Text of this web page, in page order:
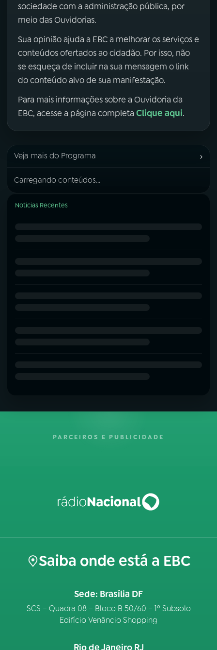
sociedade com a administração pública, por
meio das Ouvidorias.
Sua opinião ajuda a EBC a melhorar os serviços e
conteúdos ofertados ao cidadão. Por isso, não
se esqueça de incluir na sua mensagem o link
do conteúdo alvo de sua manifestação.
Para mais informações sobre a Ouvidoria da
EBC, acesse a página completa Clique aqui.
Veja mais do Programa ›
Carregando conteúdos...
Notícias Recentes
PARCEIROS E PUBLICIDADE
Saiba onde está a EBC
Sede: Brasília DF
SCS – Quadra 08 – Bloco B 50/60 – 1º Subsolo
Edifício Venâncio Shopping